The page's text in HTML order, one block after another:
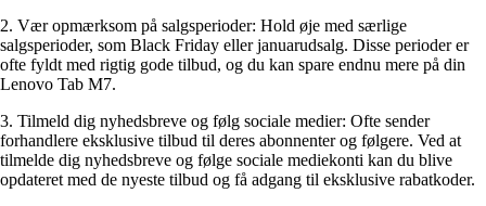
2. Vær opmærksom på salgsperioder: Hold øje med særlige
salgsperioder, som Black Friday eller januarudsalg. Disse perioder er
ofte fyldt med rigtig gode tilbud, og du kan spare endnu mere på din
Lenovo Tab M7.
3. Tilmeld dig nyhedsbreve og følg sociale medier: Ofte sender
forhandlere eksklusive tilbud til deres abonnenter og følgere. Ved at
tilmelde dig nyhedsbreve og følge sociale mediekonti kan du blive
opdateret med de nyeste tilbud og få adgang til eksklusive rabatkoder.